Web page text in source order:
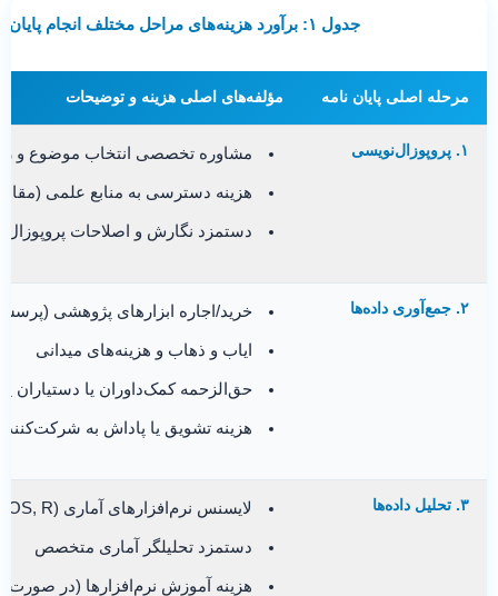
جدول ۱: برآورد هزینه‌های مراحل مختلف انجام پایان نامه
مرحله اصلی پایان نامه مؤلفه‌های اصلی هزینه و توضيحات
۱. پروپوزال‌نویسی مشاوره تخصصی انتخاب موضوع و
هزینه دسترسی به منابع علمی
دستمزد نگارش و اصلاحات پروپوزال
۲. جمع‌آوری داده‌ها خرید/اجاره ابزارهای پژوهشی
ایاب و ذهاب و هزینه‌های میدانی
حق‌الزحمه کمک‌داوران یا دستیاران
هزینه تشویق یا پاداش به
۳. تحلیل داده‌ها لایسنس نرم‌افزارهای آماری (SPSS, AMOS, R)
دستمزد تحلیلگر آماری متخصص
هزینه آموزش نرم‌افزارها (در صورت